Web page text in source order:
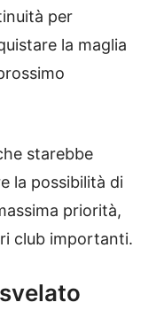
per
la maglia
starebbe
la possibilità di
priorità,
club importanti.